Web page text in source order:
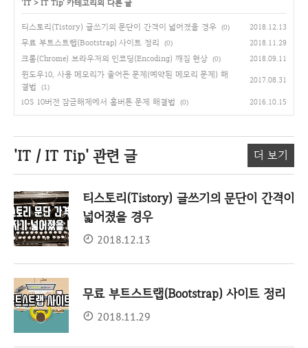
'IT>IT Tip' 카테고리의 다른 글
티스토리(Tistory) 글쓰기의 문단이 간격이 넓어졌을 경우 (0) 2018.12.13
무료 부트스트랩(Bootstrap) 사이트 정리 (0) 2018.11.29
크롬(Chrome) 브라우저의 인코딩(Encoding) 깨짐 현상 (0) 2018.09.11
윈도우10, 사용 메모리가 줄어든 문제(예약된 메모리 문제) 해
결법
(1)
2017.08.31
iOS 10버전 잠금해제에서 홈버튼 문제 해결법 (0) 2016.10.15
'IT / IT Tip'관련 글 더 보기
티스토리(Tistory) 글쓰기의 문단이 간격이
넓어졌을 경우
2018.12.13
무료 부트스트랩(Bootstrap) 사이트 정리
2018.11.29